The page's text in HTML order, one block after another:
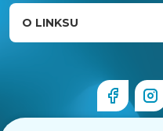
O LINKSU